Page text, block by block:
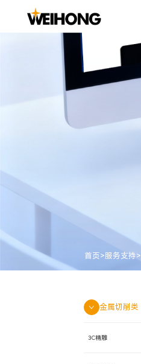
铣床数控系统
车床数控系统
磨床数控系统
船舶
首页>服务支持>
金属切削类
3C精雕